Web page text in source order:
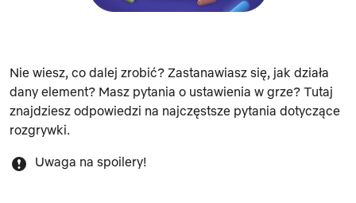
Nie wiesz, co dalej zrobić? Zastanawiasz się, jak działa
dany element? Masz pytania o ustawienia w grze? Tutaj
znajdziesz odpowiedzi na najczęstsze pytania dotyczące
rozgrywki.
Uwaga na spoilery!